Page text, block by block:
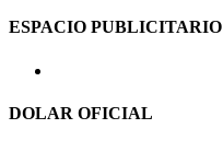
ESPACIO PUBLICITARIO
DOLAR OFICIAL